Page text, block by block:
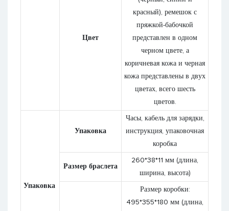
Цвет
красный), ремешок с
пряжкой-бабочкой
представлен в одном
черном цвете, а
коричневая кожа и черная
кожа представлены в двух
цветах, всего шесть
цветов.
Упаковка
Упаковка
Часы, кабель для зарядки,
инструкция, упаковочная
коробка
Размер браслета
260*38*11 мм (длина,
ширина, высота)
Размер коробки:
495*355*180 мм (длина,